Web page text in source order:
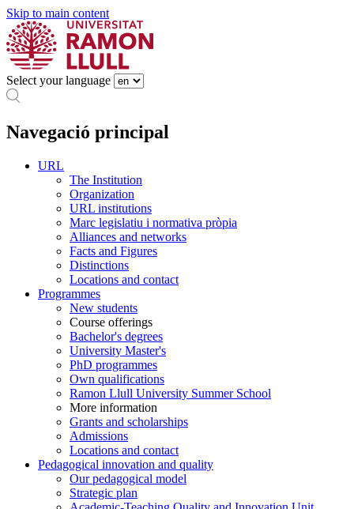
Skip to main content
Select your language
Navegació principal
URL
The Institution
Organization
URL institutions
Marc legislatiu i normativa pròpia
Alliances and networks
Facts and Figures
Distinctions
Locations and contact
Programmes
New students
Course offerings
Bachelor's degrees
University Master's
PhD programmes
Own qualifications
Ramon Llull University Summer School
More information
Grants and scholarships
Admissions
Locations and contact
Pedagogical innovation and quality
Our pedagogical model
Strategic plan